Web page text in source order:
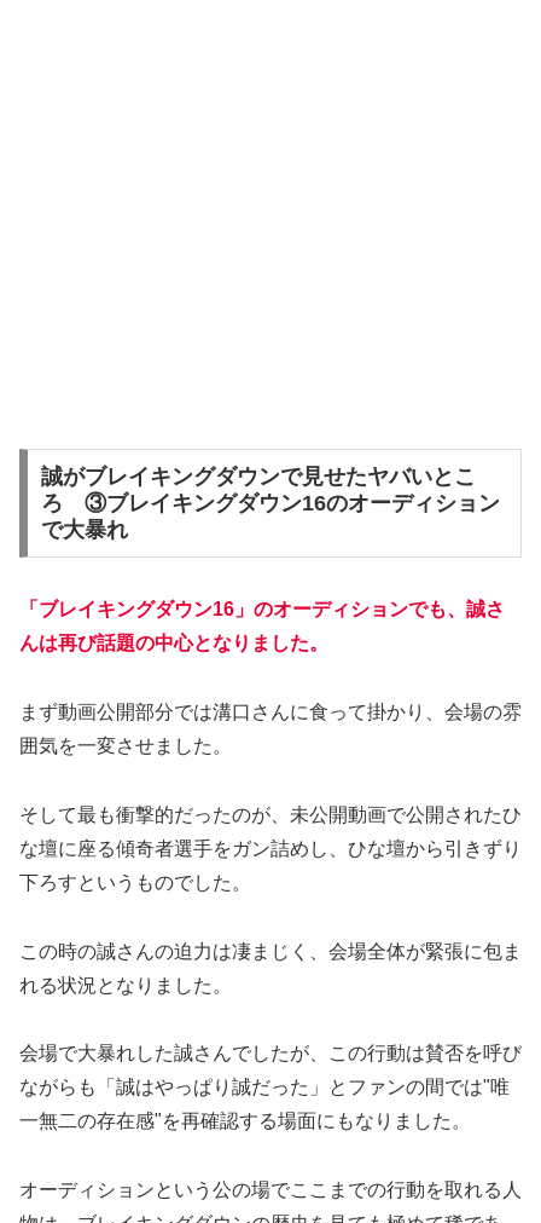
誠がブレイキングダウンで見せたヤバいとこ
ろ ③ブレイキングダウン16のオーディション
で大暴れ
「ブレイキングダウン16」のオーディションでも、誠さ
んは再び話題の中心となりました。
まず動画公開部分では溝口さんに食って掛かり、会場の雰
囲気を一変させました。
そして最も衝撃的だったのが、未公開動画で公開されたひ
な壇に座る傾奇者選手をガン詰めし、ひな壇から引きずり
下ろすというものでした。
この時の誠さんの迫力は凄まじく、会場全体が緊張に包ま
れる状況となりました。
会場で大暴れした誠さんでしたが、この行動は賛否を呼び
ながらも「誠はやっぱり誠だった」とファンの間では"唯
一無二の存在感"を再確認する場面にもなりました。
オーディションという公の場でここまでの行動を取れる人